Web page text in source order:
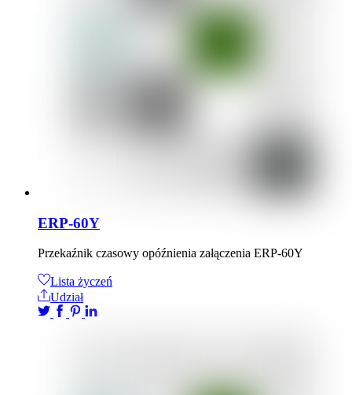
ERP-60Y
Przekaźnik czasowy opóźnienia załączenia ERP-60Y
Lista życzeń
Udział